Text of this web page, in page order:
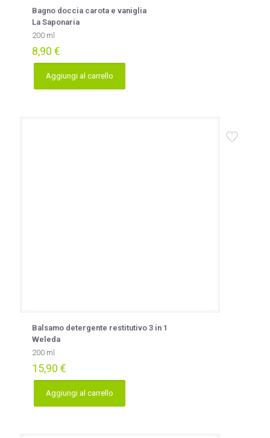
Bagno doccia carota e vaniglia
La Saponaria
200 ml
8,90 €
Aggiungi al carrello
Balsamo detergente restitutivo 3 in 1
Weleda
200 ml
15,90 €
Aggiungi al carrello